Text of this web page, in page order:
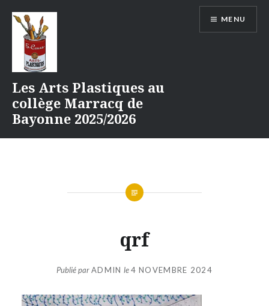
contenu
Les Arts Plastiques au
collège Marracq de
Bayonne 2025/2026
MENU
qrf
Publié parADMIN le4 NOVEMBRE 2024